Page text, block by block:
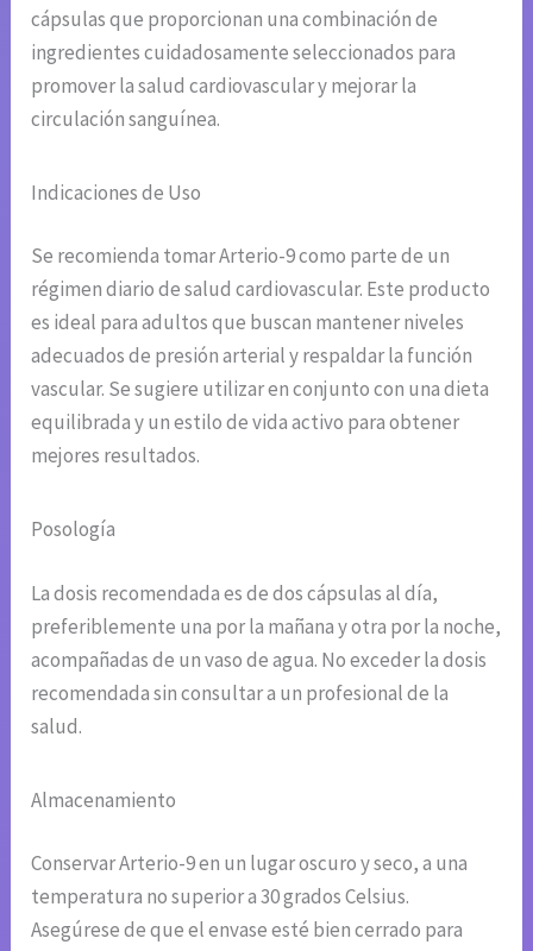
cápsulas que proporcionan una combinación de
ingredientes cuidadosamente seleccionados para
promover la salud cardiovascular y mejorar la
circulación sanguínea.
Indicaciones de Uso
Se recomienda tomar Arterio-9 como parte de un
régimen diario de salud cardiovascular. Este producto
es ideal para adultos que buscan mantener niveles
adecuados de presión arterial y respaldar la función
vascular. Se sugiere utilizar en conjunto con una dieta
equilibrada y un estilo de vida activo para obtener
mejores resultados.
Posología
La dosis recomendada es de dos cápsulas al día,
preferiblemente una por la mañana y otra por la noche,
acompañadas de un vaso de agua. No exceder la dosis
recomendada sin consultar a un profesional de la
salud.
Almacenamiento
Conservar Arterio-9 en un lugar oscuro y seco, a una
temperatura no superior a 30 grados Celsius.
Asegúrese de que el envase esté bien cerrado para